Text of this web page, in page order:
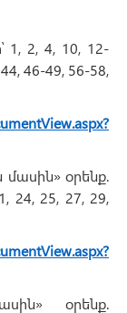
1, 2, 4, 10, 12-
46-49, 56-58,
օրենք.
24, 25, 27, 29,
օրենք.